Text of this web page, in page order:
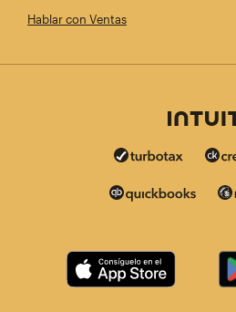
Hablar con Ventas